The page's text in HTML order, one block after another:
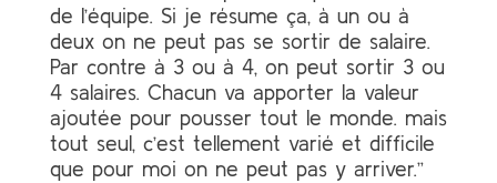
de l’équipe. Si je résume ça, à un ou à
deux on ne peut pas se sortir de salaire.
Par contre à 3 ou à 4, on peut sortir 3 ou
4 salaires. Chacun va apporter la valeur
ajoutée pour pousser tout le monde. mais
tout seul, c’est tellement varié et difficile
que pour moi on ne peut pas y arriver.”